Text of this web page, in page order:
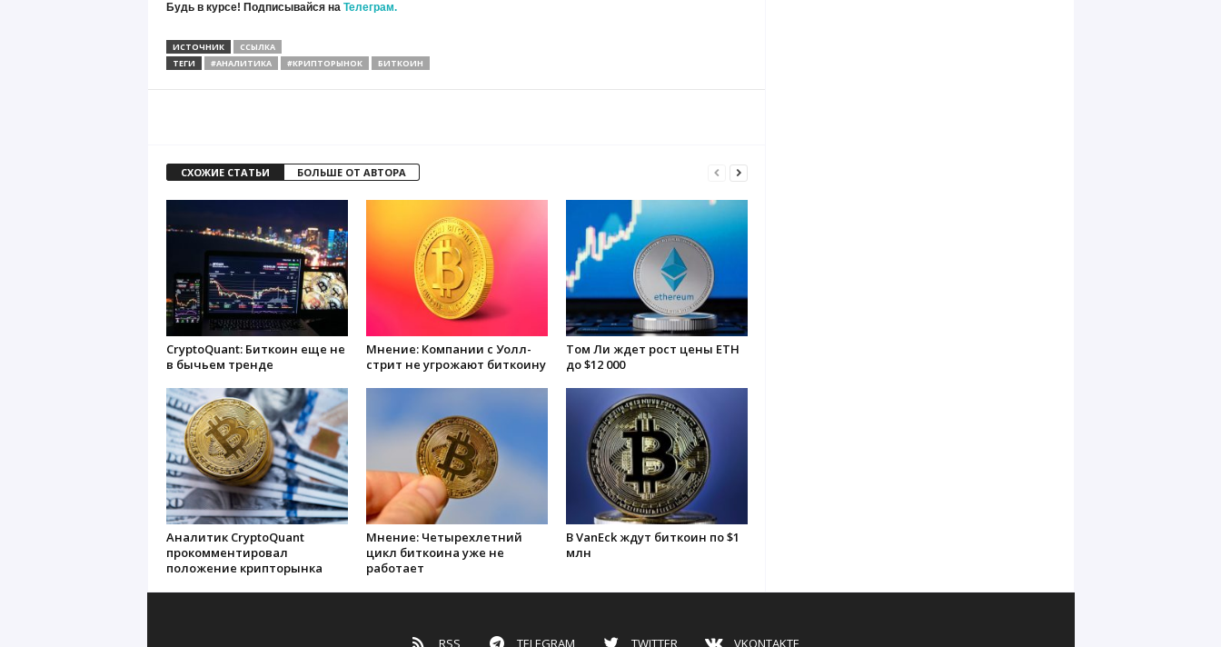
Будь в курсе! Подписывайся на Телеграм.
ИСТОЧНИК
ССЫЛКА
ТЕГИ
#АНАЛИТИКА #КРИПТОРЫНОК БИТКОИН
СХОЖИЕ СТАТЬИ БОЛЬШЕ ОТ АВТОРА
CryptoQuant: Биткоин еще не
в бычьем тренде
Мнение: Компании с Уолл-
стрит не угрожают биткоину
Том Ли ждет рост цены ETH
до $12 000
Аналитик CryptoQuant
прокомментировал
положение крипторынка
Мнение: Четырехлетний
цикл биткоина уже не
работает
В VanEck ждут биткоин по $1
млн
RSS TELEGRAM TWITTER VKONTAKTE